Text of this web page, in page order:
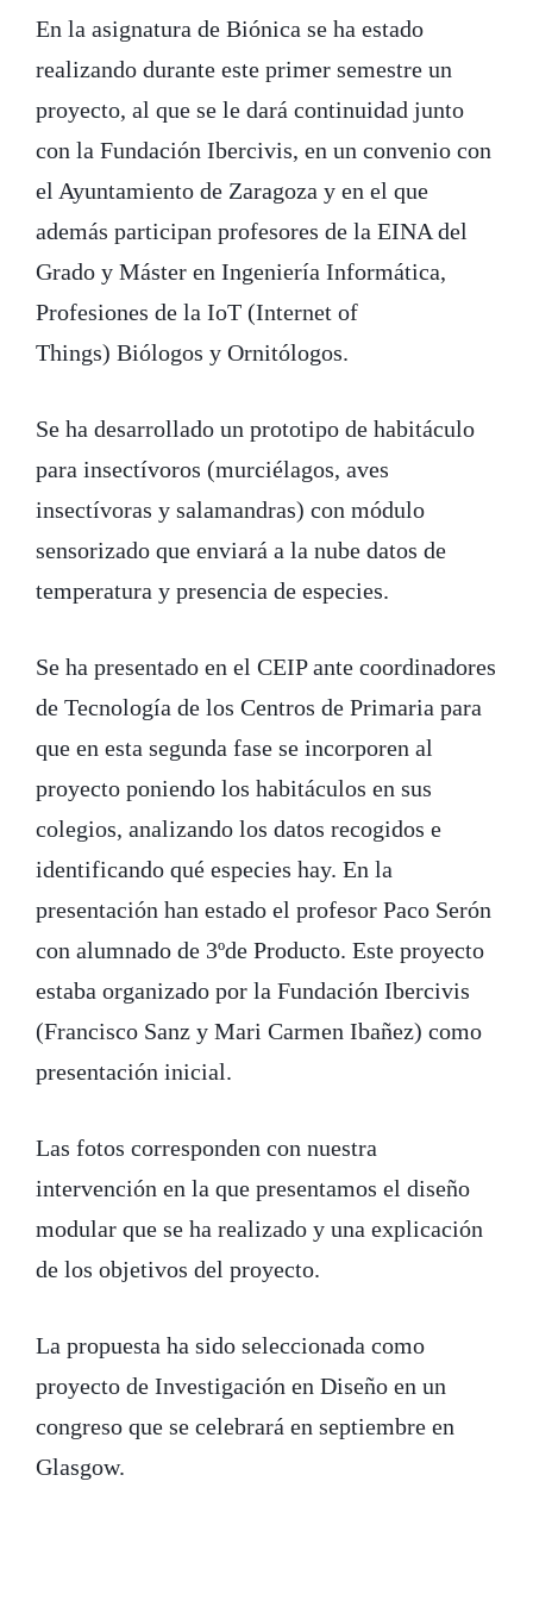
En la asignatura de Biónica se ha estado
realizando durante este primer semestre un
proyecto, al que se le dará continuidad junto
con la Fundación Ibercivis, en un convenio con
el Ayuntamiento de Zaragoza y en el que
además participan profesores de la EINA del
Grado y Máster en Ingeniería Informática,
Profesiones de la IoT (Internet of
Things) Biólogos y Ornitólogos.
Se ha desarrollado un prototipo de habitáculo
para insectívoros (murciélagos, aves
insectívoras y salamandras) con módulo
sensorizado que enviará a la nube datos de
temperatura y presencia de especies.
Se ha presentado en el CEIP ante coordinadores
de Tecnología de los Centros de Primaria para
que en esta segunda fase se incorporen al
proyecto poniendo los habitáculos en sus
colegios, analizando los datos recogidos e
identificando qué especies hay. En la
presentación han estado el profesor Paco Serón
con alumnado de 3ºde Producto. Este proyecto
estaba organizado por la Fundación Ibercivis
(Francisco Sanz y Mari Carmen Ibañez) como
presentación inicial.
Las fotos corresponden con nuestra
intervención en la que presentamos el diseño
modular que se ha realizado y una explicación
de los objetivos del proyecto.
La propuesta ha sido seleccionada como
proyecto de Investigación en Diseño en un
congreso que se celebrará en septiembre en
Glasgow.